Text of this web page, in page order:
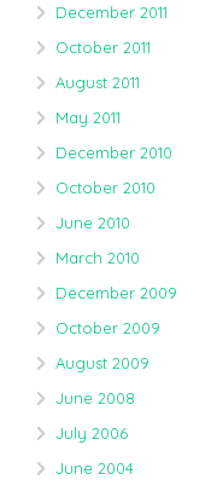
December 2011
October 2011
August 2011
May 2011
December 2010
October 2010
June 2010
March 2010
December 2009
October 2009
August 2009
June 2008
July 2006
June 2004